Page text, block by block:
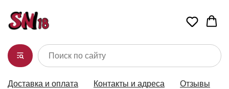
Доставка и оплата Контакты и адреса Отзывы